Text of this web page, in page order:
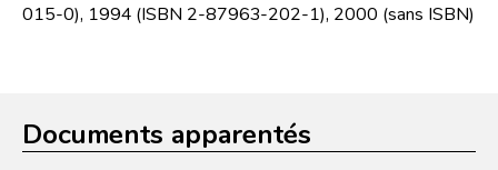
015-0), 1994 (ISBN 2-87963-202-1), 2000 (sans ISBN)
Documents apparentés